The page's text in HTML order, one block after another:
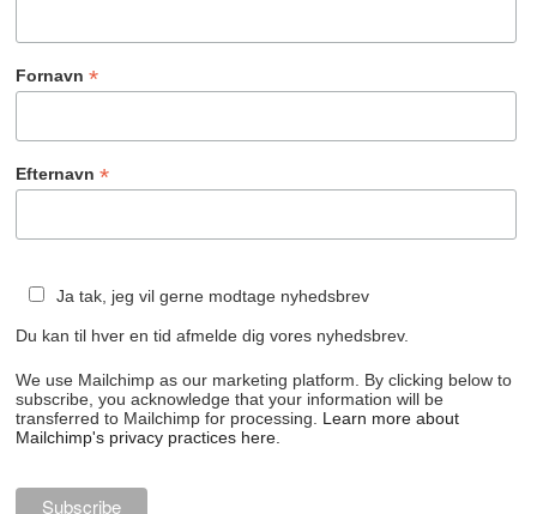
Fornavn*
Efternavn*
Ja tak, jeg vil gerne modtage nyhedsbrev
Du kan til hver en tid afmelde dig vores nyhedsbrev.
We use Mailchimp as our marketing platform. By clicking below to
subscribe, you acknowledge that your information will be
transferred to Mailchimp for processing. Learn more about
Mailchimp's privacy practices here.